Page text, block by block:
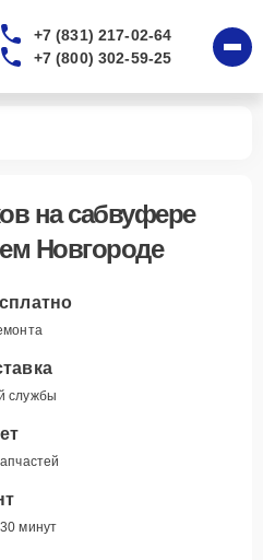
+7 (831) 217-02-64
+7 (800) 302-59-25
на сабвуфере
Новгороде
службы
минут